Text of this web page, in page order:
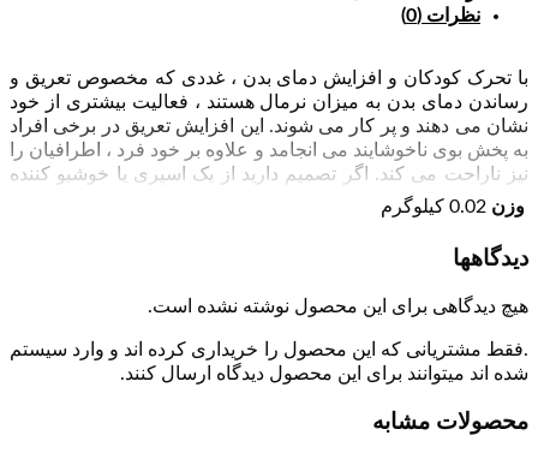
نظرات (0)
با تحرک کودکان و افزایش دمای بدن ، غددی که مخصوص تعریق و
رساندن دمای بدن به میزان نرمال هستند ، فعالیت بیشتری از خود
نشان می‌ دهند و پر کار می‌ شوند. این افزایش تعریق در برخی افراد
به پخش بوی ناخوشایند می‌ انجامد و علاوه‌ بر خود فرد ، اطرافیان را
نیز ناراحت می‌ کند. اگر تصمیم دارید از یک اسپری یا خوشبو کننده
برای کودک خود استفاده کنید.ما اسپری های بدن کودک بوم بومز را
به شما پیشنهاد می کنیم. ازاستفاده اسپری بزرگسالان برای کودکان
خودداری کنید . ترکیبات اسپری بزرگسالان برای کودکان مضر می
باشد ، حتی اگر تاثیر خود را بلافاصله نشان ندهد در طولانی مدت
تاثیرات منفی و هورمونی بر روی رشد کودکان خواهد گذاشت.
وزن 0.02 کیلوگرم
دیدگاهها
هیچ دیدگاهی برای این محصول نوشته نشده است.
.فقط مشتریانی که این محصول را خریداری کرده اند و وارد سیستم
شده اند میتوانند برای این محصول دیدگاه ارسال کنند.
محصولات مشابه